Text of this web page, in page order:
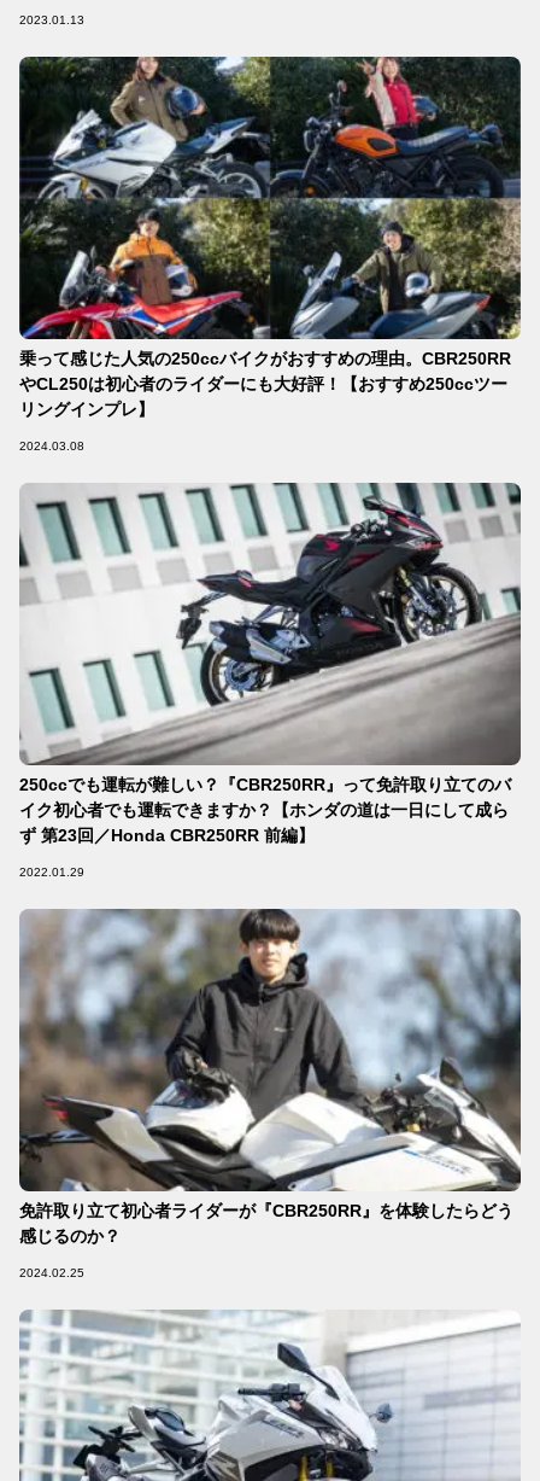
2023.01.13
乗って感じた人気の250ccバイクがおすすめの理由。CBR250RR
やCL250は初心者のライダーにも大好評！【おすすめ250ccツー
リングインプレ】
2024.03.08
250ccでも運転が難しい？『CBR250RR』って免許取り立てのバ
イク初心者でも運転できますか？【ホンダの道は一日にして成ら
ず 第23回／Honda CBR250RR 前編】
2022.01.29
免許取り立て初心者ライダーが『CBR250RR』を体験したらどう
感じるのか？
2024.02.25